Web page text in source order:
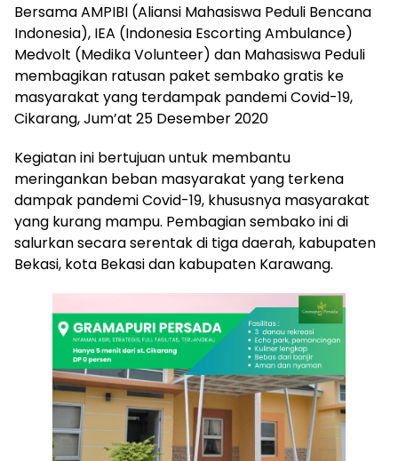
Bersama AMPIBI (Aliansi Mahasiswa Peduli Bencana
Indonesia), IEA (Indonesia Escorting Ambulance)
Medvolt (Medika Volunteer) dan Mahasiswa Peduli
membagikan ratusan paket sembako gratis ke
masyarakat yang terdampak pandemi Covid-19,
Cikarang, Jum’at 25 Desember 2020
Kegiatan ini bertujuan untuk membantu
meringankan beban masyarakat yang terkena
dampak pandemi Covid-19, khususnya masyarakat
yang kurang mampu. Pembagian sembako ini di
salurkan secara serentak di tiga daerah, kabupaten
Bekasi, kota Bekasi dan kabupaten Karawang.